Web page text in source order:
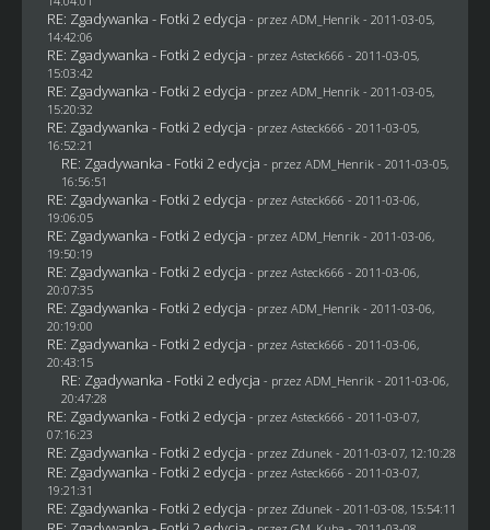
RE: Zgadywanka - Fotki 2 edycja - przez ADM_Henrik - 2011-03-05,
14:42:06
RE: Zgadywanka - Fotki 2 edycja - przez Asteck666 - 2011-03-05,
15:03:42
RE: Zgadywanka - Fotki 2 edycja - przez ADM_Henrik - 2011-03-05,
15:20:32
RE: Zgadywanka - Fotki 2 edycja - przez Asteck666 - 2011-03-05,
16:52:21
RE: Zgadywanka - Fotki 2 edycja - przez ADM_Henrik - 2011-03-05,
16:56:51
RE: Zgadywanka - Fotki 2 edycja - przez Asteck666 - 2011-03-06,
19:06:05
RE: Zgadywanka - Fotki 2 edycja - przez ADM_Henrik - 2011-03-06,
19:50:19
RE: Zgadywanka - Fotki 2 edycja - przez Asteck666 - 2011-03-06,
20:07:35
RE: Zgadywanka - Fotki 2 edycja - przez ADM_Henrik - 2011-03-06,
20:19:00
RE: Zgadywanka - Fotki 2 edycja - przez Asteck666 - 2011-03-06,
20:43:15
RE: Zgadywanka - Fotki 2 edycja - przez ADM_Henrik - 2011-03-06,
20:47:28
RE: Zgadywanka - Fotki 2 edycja - przez Asteck666 - 2011-03-07,
07:16:23
RE: Zgadywanka - Fotki 2 edycja - przez Zdunek - 2011-03-07, 12:10:28
RE: Zgadywanka - Fotki 2 edycja - przez Asteck666 - 2011-03-07,
19:21:31
RE: Zgadywanka - Fotki 2 edycja - przez Zdunek - 2011-03-08, 15:54:11